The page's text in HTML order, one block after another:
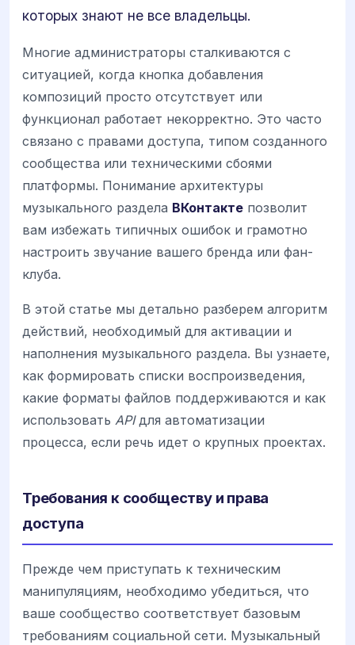
которых знают не все владельцы.
Многие администраторы сталкиваются с
ситуацией, когда кнопка добавления
композиций просто отсутствует или
функционал работает некорректно. Это часто
связано с правами доступа, типом созданного
сообщества или техническими сбоями
платформы. Понимание архитектуры
музыкального раздела ВКонтакте позволит
вам избежать типичных ошибок и грамотно
настроить звучание вашего бренда или фан-
клуба.
В этой статье мы детально разберем алгоритм
действий, необходимый для активации и
наполнения музыкального раздела. Вы узнаете,
как формировать списки воспроизведения,
какие форматы файлов поддерживаются и как
использовать APIдля автоматизации
процесса, если речь идет о крупных проектах.
Требования к сообществу и права
доступа
Прежде чем приступать к техническим
манипуляциям, необходимо убедиться, что
ваше сообщество соответствует базовым
требованиям социальной сети. Музыкальный